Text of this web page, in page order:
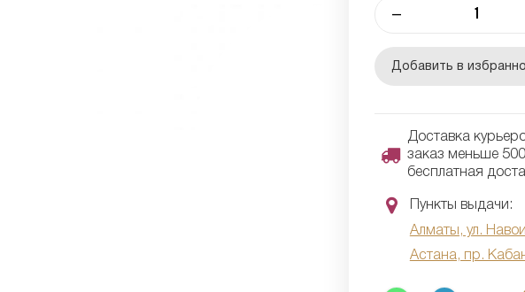
–
Добавить в
Доставка
заказ меньше
бесплатная
Пункты выдачи:
Алматы, ул.
Астана, пр.